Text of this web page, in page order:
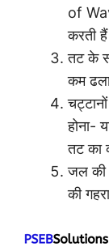
of
करती
तट के
कम
होना-
तट का
जल की
की